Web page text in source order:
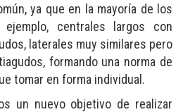
ya que en la mayoría de los
centrales largos con
laterales muy similares pero
formando una norma de
tomar en forma individual.
un nuevo objetivo de realizar